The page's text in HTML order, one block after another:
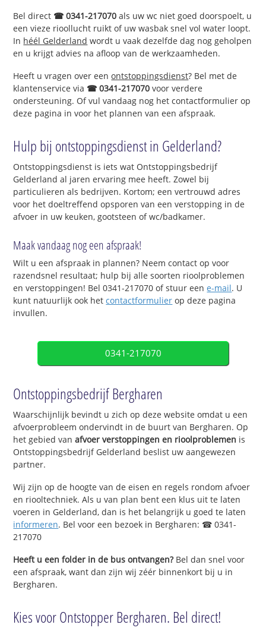
Bel direct ☎ 0341-217070 als uw wc niet goed doorspoelt, u
een vieze rioollucht ruikt of uw wasbak snel vol water loopt.
In héél Gelderland wordt u vaak dezelfde dag nog geholpen
en u krijgt advies na afloop van de werkzaamheden.
Heeft u vragen over eenontstoppingsdienst? Bel met de
klantenservice via ☎ 0341-217070 voor verdere
ondersteuning. Of vul vandaag nog het contactformulier op
deze pagina in voor het plannen van een afspraak.
Hulp bij ontstoppingsdienst in Gelderland?
Ontstoppingsdienst is iets wat Ontstoppingsbedrijf
Gelderland al jaren ervaring mee heeft. Zowel bij
particulieren als bedrijven. Kortom; een vertrouwd adres
voor het doeltreffend opsporen van een verstopping in de
afvoer in uw keuken, gootsteen of wc/badkamer.
Maak vandaag nog een afspraak!
Wilt u een afspraak in plannen? Neem contact op voor
razendsnel resultaat; hulp bij alle soorten rioolproblemen
en verstoppingen! Bel 0341-217070 of stuur eene-mail. U
kunt natuurlijk ook hetcontactformulier op deze pagina
invullen.
0341-217070
Ontstoppingsbedrijf Bergharen
Waarschijnlijk bevindt u zich op deze website omdat u een
afvoerprobleem ondervindt in de buurt van Bergharen. Op
het gebied vanafvoer verstoppingen en rioolproblemen is
Ontstoppingsbedrijf Gelderland beslist uw aangewezen
partner.
Wij zijn op de hoogte van de eisen en regels rondom afvoer
en riooltechniek. Als u van plan bent een klus uit te laten
voeren in Gelderland, dan is het belangrijk u goed te laten
informeren. Bel voor een bezoek in Bergharen: ☎ 0341-
217070
Heeft u een folder in de bus ontvangen?Bel dan snel voor
een afspraak, want dan zijn wij zéér binnenkort bij u in
Bergharen.
Kies voor Ontstopper Bergharen. Bel direct!